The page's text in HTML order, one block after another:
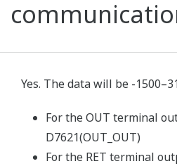
Yes. The data will be -
For the OUT terminal
D7621(OUT_OUT)
For the RET terminal